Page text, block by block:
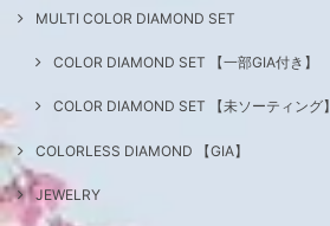
MULTI COLOR DIAMOND SET
COLOR DIAMOND SET 【一部GIA付き】
COLOR DIAMOND SET 【未ソーティング】
COLORLESS DIAMOND 【GIA】
JEWELRY